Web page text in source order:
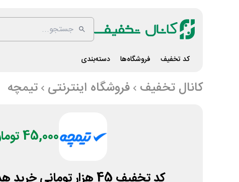
کد تخفیف فروشگاه‌ها دسته‌بندی
کانال تخفیف فروشگاه اینترنتی تیمچه
45,000 تومان